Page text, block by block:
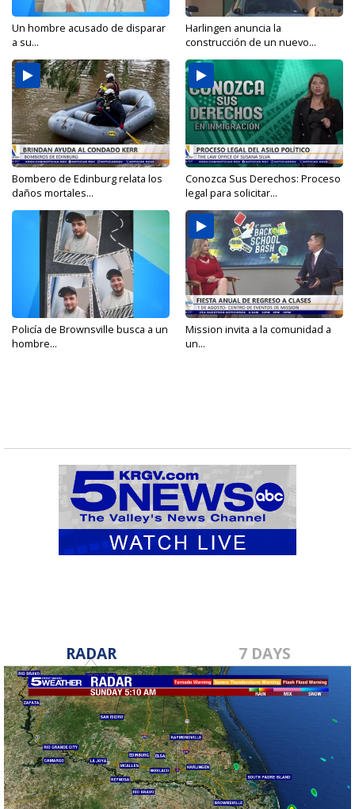
Un hombre acusado de disparar
a su...
Harlingen anuncia la
construcción de un nuevo...
Bombero de Edinburg relata los
daños mortales...
Conozca Sus Derechos: Proceso
legal para solicitar...
Policía de Brownsville busca a un
hombre...
Mission invita a la comunidad a
un...
RADAR 7 DAYS